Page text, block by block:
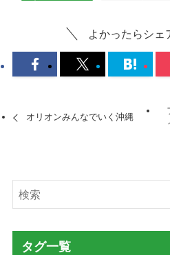
よかったらシェ
オリオンみんなでいく沖縄
タグ一覧